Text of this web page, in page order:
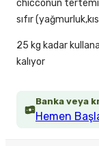
Banka veya
Hemen
chicconun
sıfır
25 kg kadar
kalıyor